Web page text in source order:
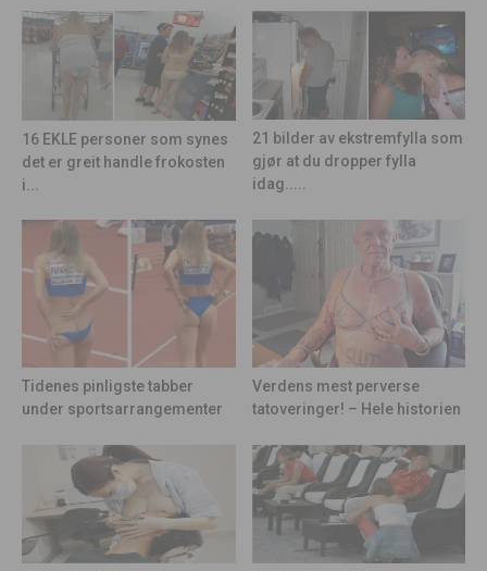
16 EKLE personer som synes
det er greit handle frokosten
i...
21 bilder av ekstremfylla som
gjør at du dropper fylla
idag.....
Tidenes pinligste tabber
under sportsarrangementer
Verdens mest perverse
tatoveringer! – Hele historien